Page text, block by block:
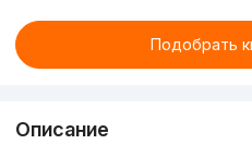
Подобрать
Описание